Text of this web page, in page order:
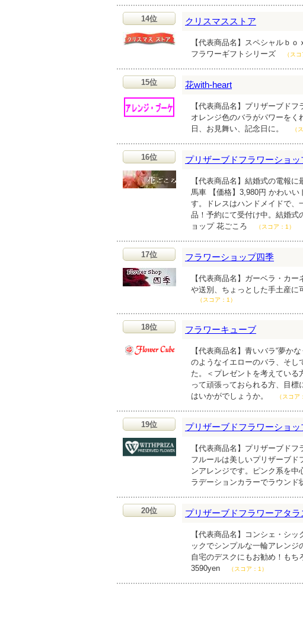
14位 クリスマスストア
【代表商品名】スペシャルｂ
フラワーギフトシリーズ
（ス
15位 花with-heart
【代表商品名】プリザーブド
オレンジ色のバラがパワーをく
日、お見舞い、記念日に。
（
16位 プリザーブドフラワーショッ
【代表商品名】結婚式の電報
馬車 【価格】3,980円 かわいい
す。ドレスはハンドメイドで、
品！予約にて受付け中。結婚式
ョップ 花ごころ
（スコア：1）
17位 フラワーショップ四季
【代表商品名】ガーベラ・カ
や送別、ちょっとした手土産に
（スコア：1）
18位 フラワーキューブ
【代表商品名】青いバラ“夢か
のようなイエローのバラ、そし
た。＜プレゼントを考えている
って頑張っておられる方、目
はいかがでしょうか。
（スコア
19位 プリザーブドフラワーショ
【代表商品名】プリザーブド
フルールは美しいプリザーブド
ンアレンジです。ピンク系を
ラデーションカラーでラウンド
20位 プリザーブドフラワーアタラ
【代表商品名】コンシェ・シ
ックでシンプルな一輪アレン
自宅のデスクにもお勧め！も
3590yen
（スコア：1）